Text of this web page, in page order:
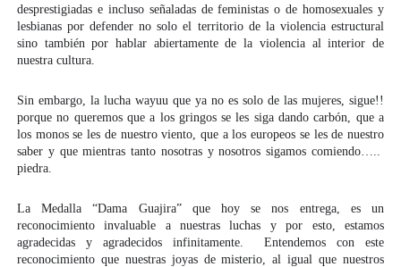
desprestigiadas e incluso señaladas de feministas o de homosexuales y
lesbianas por defender no solo el territorio de la violencia estructural
sino también por hablar abiertamente de la violencia al interior de
nuestra cultura.
Sin embargo, la lucha wayuu que ya no es solo de las mujeres, sigue!!
porque no queremos que a los gringos se les siga dando carbón, que a
los monos se les de nuestro viento, que a los europeos se les de nuestro
saber y que mientras tanto nosotras y nosotros sigamos comiendo…..
piedra.
La Medalla “Dama Guajira” que hoy se nos entrega, es un
reconocimiento invaluable a nuestras luchas y por esto, estamos
agradecidas y agradecidos infinitamente.  Entendemos con este
reconocimiento que nuestras joyas de misterio, al igual que nuestros